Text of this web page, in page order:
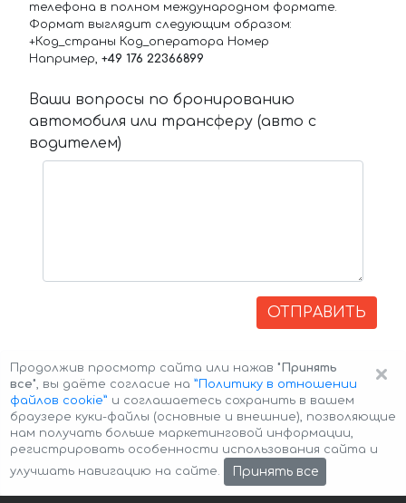
телефона в полном международном формате.
Формат выглядит следующим образом:
+Код_страны Код_оператора Номер
Например, +49 176 22366899
Ваши вопросы по бронированию
автомобиля или трансферу (авто с
водителем)
ОТПРАВИТЬ
Авторские права © 2026 Авто-Аренда Cookie Policy
×
Продолжив просмотр сайта или нажав "Принять
все", вы даёте согласие на ”Политику в отношении
файлов cookie” и соглашаетесь сохранить в вашем
браузере куки-файлы (основные и внешние), позволяющие
нам получать больше маркетинговой информации,
регистрировать особенности использования сайта и
улучшать навигацию на сайте.
Принять все